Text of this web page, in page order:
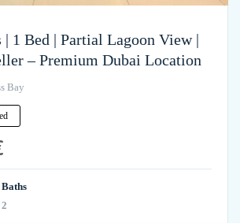
| 1 Bed | Partial Lagoon View |
– Premium Dubai Location
Bay
Baths
2